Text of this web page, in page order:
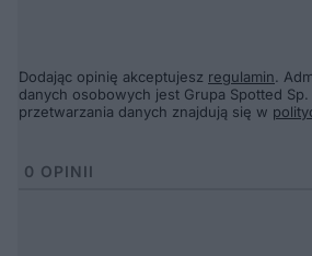
Dodając opinię akceptujesz regulamin.
danych osobowych jest Grupa Spotted Sp.
przetwarzania danych znajdują się w
0 OPINII